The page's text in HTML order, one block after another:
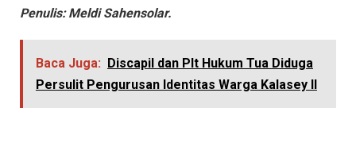
Penulis: Meldi Sahensolar.
Baca Juga:
Discapil dan Plt Hukum Tua Diduga
Persulit Pengurusan Identitas Warga Kalasey II